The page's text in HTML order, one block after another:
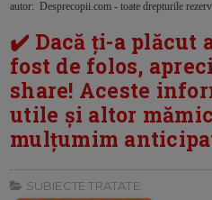
autor: Desprecopii.com - toate drepturile
✔️ Dacă ți-a plăcut
fost de folos,
share! Aceste
utile și altor
mulțumim
SUBIECTE TRATATE: